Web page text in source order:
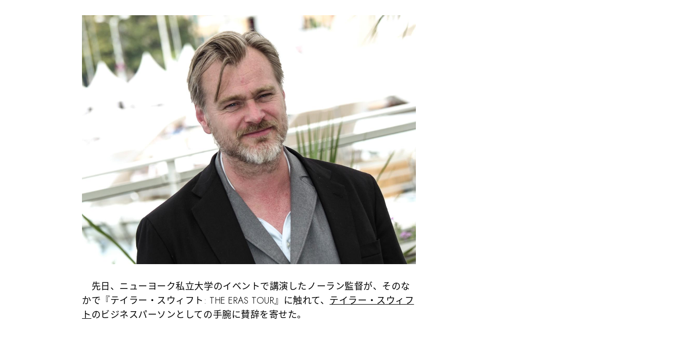
先日、ニューヨーク私立大学のイベントで講演したノーラン監督が、そのな
かで『テイラー・スウィフト: THE ERAS TOUR』に触れて、テイラー・スウィフ
トのビジネスパーソンとしての手腕に賛辞を寄せた。